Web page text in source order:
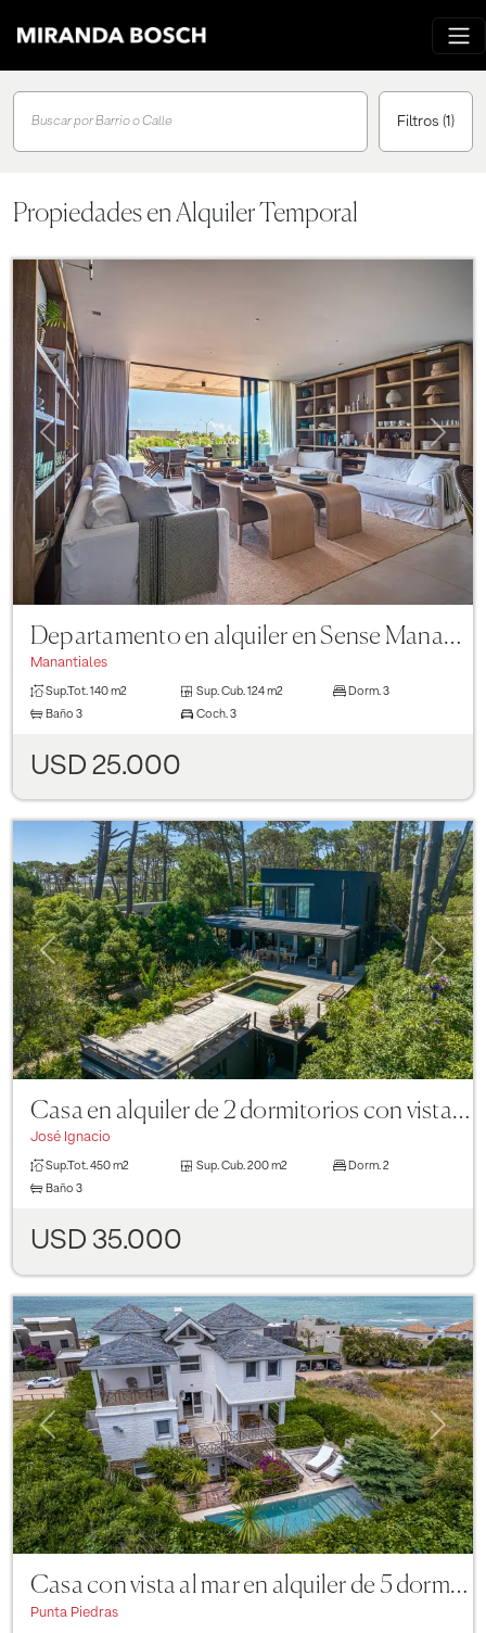
Buscar por Barrio o Calle Filtros (1)
Propiedades en Alquiler Temporal
Previous Next
Departamento en alquiler en Sense Manantiales de 3 dormitorios, 0
Manantiales
Sup.Tot. 140 m2 Sup. Cub. 124 m2 Dorm. 3
Baño 3 Coch. 3
USD 25.000
Previous Next
Casa en alquiler de 2 dormitorios con vista al mar y pileta en La Juanita
José Ignacio
Sup.Tot.450 m2 Sup. Cub. 200 m2 Dorm. 2
Baño 3
USD 35.000
Previous Next
Casa con vista al mar en alquiler de 5 dormitorios en Punta Piedras
Punta Piedras